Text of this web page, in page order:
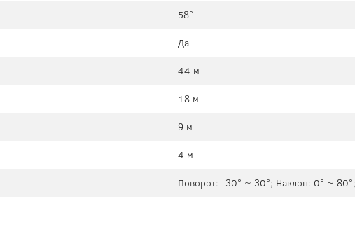
58°
Да
44 м
18 м
9 м
4 м
Поворот: -30° ~ 30°; Наклон: 0° ~